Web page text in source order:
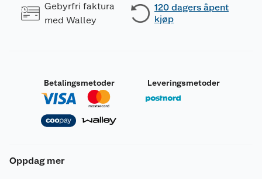
Gebyrfri faktura
med Walley
120 dagers åpent
kjøp
Betalingsmetoder Leveringsmetoder
Oppdag mer